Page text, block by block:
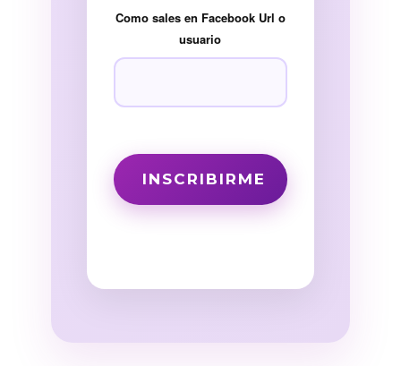
Como sales en Facebook Url o
usuario